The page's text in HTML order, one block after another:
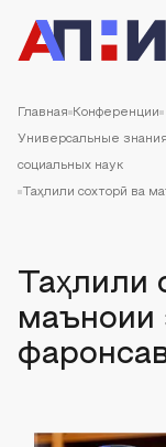
Главная Конференции
Универсальные
социальных наук
Таҳлили сохторӣ ва
Таҳлили
маъноии